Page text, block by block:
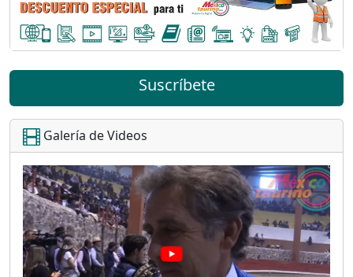
Suscríbete
Galería de Videos